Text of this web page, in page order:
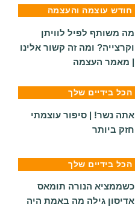
חודש עוצמה והעצמה
מה משותף לפיל לוויתן
וקרצייה? ומה זה קשור אלינו
| מאמר העצמה
הכל בידיים שלך
אתה נשר! | סיפור עוצמתי
חזק ביותר
הכל בידיים שלך
כשממציא הנורה תומאס
אדיסון גילה מה באמת היה